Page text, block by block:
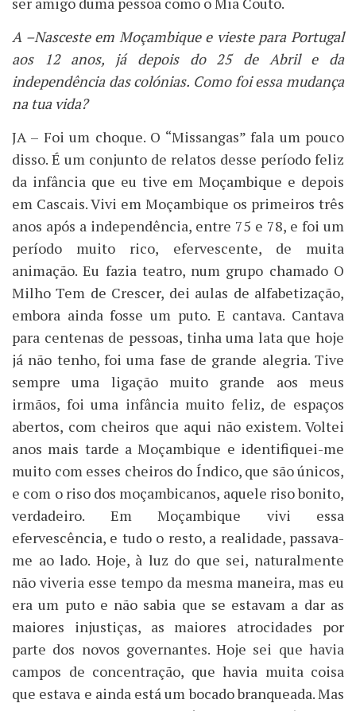
A –Nasceste em Moçambique e vieste para Portugal
aos 12 anos, já depois do 25 de Abril e da
independência das colónias. Como foi essa mudança
na tua vida?
JA – Foi um choque. O “Missangas” fala um pouco
disso. É um conjunto de relatos desse período feliz
da infância que eu tive em Moçambique e depois
em Cascais. Vivi em Moçambique os primeiros três
anos após a independência, entre 75 e 78, e foi um
período muito rico, efervescente, de muita
animação. Eu fazia teatro, num grupo chamado O
Milho Tem de Crescer, dei aulas de alfabetização,
embora ainda fosse um puto. E cantava. Cantava
para centenas de pessoas, tinha uma lata que hoje
já não tenho, foi uma fase de grande alegria. Tive
sempre uma ligação muito grande aos meus
irmãos, foi uma infância muito feliz, de espaços
abertos, com cheiros que aqui não existem. Voltei
anos mais tarde a Moçambique e identifiquei-me
muito com esses cheiros do Índico, que são únicos,
e com o riso dos moçambicanos, aquele riso bonito,
verdadeiro. Em Moçambique vivi essa
efervescência, e tudo o resto, a realidade, passava-
me ao lado. Hoje, à luz do que sei, naturalmente
não viveria esse tempo da mesma maneira, mas eu
era um puto e não sabia que se estavam a dar as
maiores injustiças, as maiores atrocidades por
parte dos novos governantes. Hoje sei que havia
campos de concentração, que havia muita coisa
que estava e ainda está um bocado branqueada. Mas